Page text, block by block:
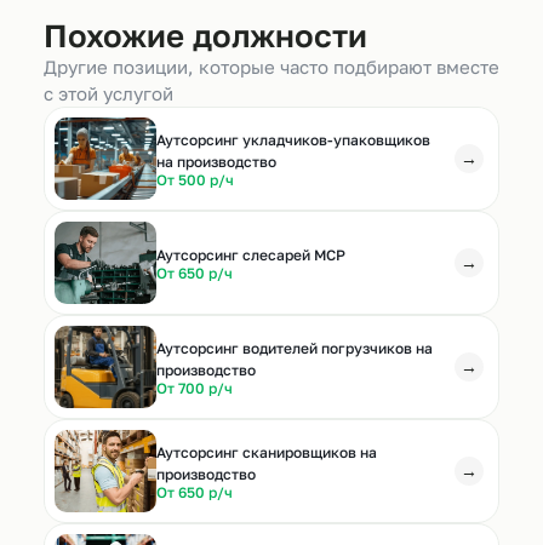
Похожие должности
Другие позиции, которые часто подбирают вместе
с этой услугой
Аутсорсинг укладчиков-упаковщиков
на производство
От 500 р/ч
→
Аутсорсинг слесарей МСР
От 650 р/ч
→
Аутсорсинг водителей погрузчиков на
производство
От 700 р/ч
→
Аутсорсинг сканировщиков на
производство
От 650 р/ч
→